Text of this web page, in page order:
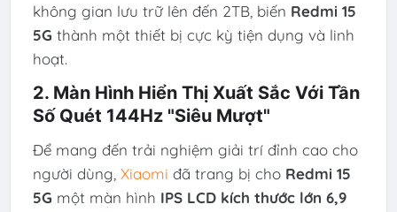
không gian lưu trữ lên đến 2TB, biến Redmi 15
5G thành một thiết bị cực kỳ tiện dụng và linh
hoạt.
2. Màn Hình Hiển Thị Xuất Sắc Với Tần
Số Quét 144Hz "Siêu Mượt"
Để mang đến trải nghiệm giải trí đỉnh cao cho
người dùng, Xiaomi đã trang bị cho Redmi 15
5G một màn hình IPS LCD kích thước lớn 6,9